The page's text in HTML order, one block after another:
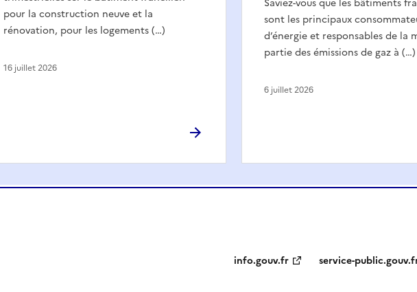
pour la construction neuve et la
rénovation, pour les logements (…)
16 juillet 2026
Saviez-vous que les bâtiments
sont les principaux
d’énergie et responsables de la
partie des émissions de gaz à (…)
6 juillet 2026
info.gouv.fr service-